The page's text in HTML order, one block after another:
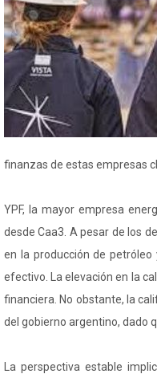
finanzas de estas empresas
YPF, la mayor empresa
desde Caa3. A pesar de los
en la producción de
efectivo. La elevación en la
financiera. No obstante, la
del gobierno argentino, dado
La perspectiva estable